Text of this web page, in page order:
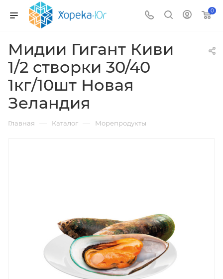
0
Мидии Гигант Киви
1/2 створки 30/40
1кг/10шт Новая
Зеландия
Главная — Каталог — Морепродукты